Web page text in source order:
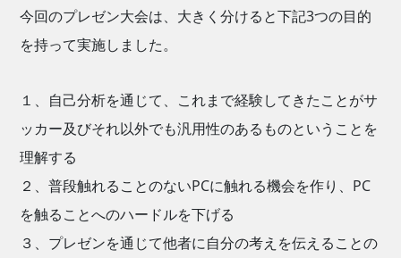
今回のプレゼン大会は、大きく分けると下記3つの目的
を持って実施しました。
１、自己分析を通じて、これまで経験してきたことがサ
ッカー及びそれ以外でも汎用性のあるものということを
理解する
２、普段触れることのないPCに触れる機会を作り、PC
を触ることへのハードルを下げる
３、プレゼンを通じて他者に自分の考えを伝えることの